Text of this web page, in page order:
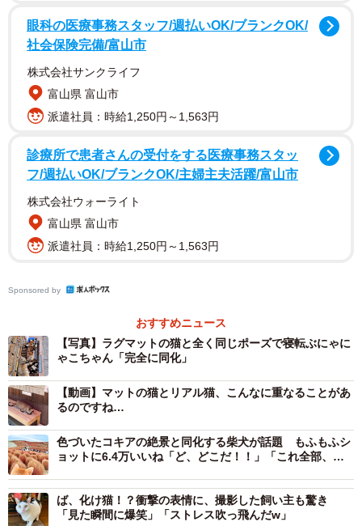
「何だろう？」 店にカメラを向ける人が続々
眼科の医療事務スタッフ/週払いOK/ブランクOK/
社会保険完備/富山市
株式会社サンクライフ
富山県 富山市
派遣社員：時給1,250円～1,563円
診療所で患者さんの受付をする医療事務スタッ
フ/週払いOK/ブランクOK/主婦主夫活躍/富山市
株式会社ウォーライト
富山県 富山市
派遣社員：時給1,250円～1,563円
Sponsored by
おすすめニュース
【写真】ラグマットの猫と全く同じポーズで寝転ぶにゃに
ゃこちゃん「完全に同化」
【動画】マットの猫とリアル猫、こんなに重なることがあ
るのですね…
色づいたコキアの絶景と同化する柴犬が話題 もふもふシ
ョットに6.4万いいね「ど、どこだ！！」「これ全部、柴
ば、化け猫！？衝撃の表情に、撮影した飼い主も驚き
「見た瞬間に爆笑」「ストレス吹っ飛んだw」